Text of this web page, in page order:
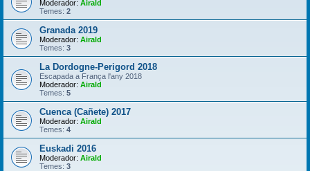
Moderador: Airald
Temes: 2
Granada 2019
Moderador: Airald
Temes: 3
La Dordogne-Perigord 2018
Escapada a França l'any 2018
Moderador: Airald
Temes: 5
Cuenca (Cañete) 2017
Moderador: Airald
Temes: 4
Euskadi 2016
Moderador: Airald
Temes: 3